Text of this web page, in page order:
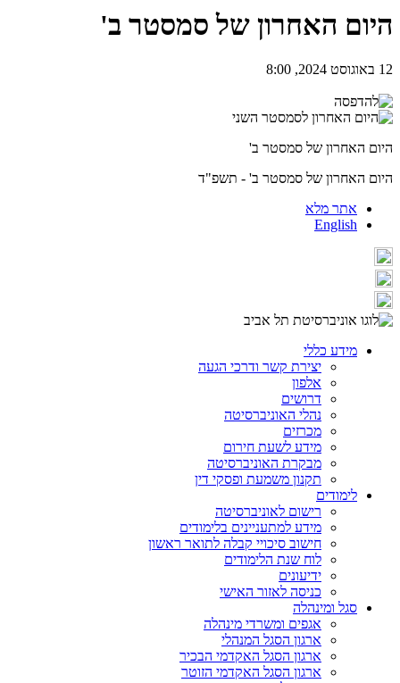
היום האחרון של סמסטר ב'
12 באוגוסט 2024, 8:00
היום האחרון של סמסטר ב'
היום האחרון של סמסטר ב' - תשפ"ד
אתר מלא
English
מידע כללי
יצירת קשר ודרכי הגעה
אלפון
דרושים
נהלי האוניברסיטה
מכרזים
מידע לשעת חירום
מבקרת האוניברסיטה
תקנון משמעת ופסקי דין
לימודים
רישום לאוניברסיטה
מידע למתעניינים בלימודים
חישוב סיכויי קבלה לתואר ראשון
לוח שנת הלימודים
ידיעונים
כניסה לאזור האישי
סגל ומינהלה
אגפים ומשרדי מינהלה
ארגון הסגל המנהלי
ארגון הסגל האקדמי הבכיר
ארגון הסגל האקדמי הזוטר